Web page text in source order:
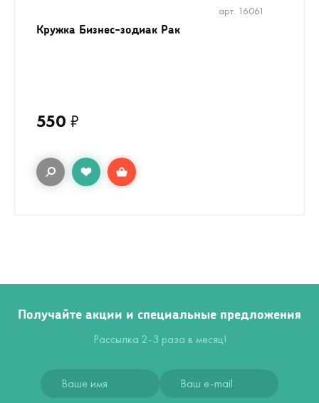
арт. 16061
Кружка Бизнес-зодиак Рак
550 ₽
Получайте акции и специальные предложения
Рассылка 2-3 раза в месяц!